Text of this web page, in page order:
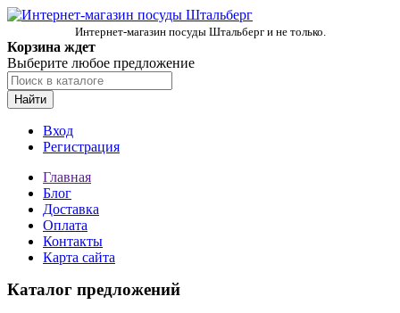
Интернет-магазин посуды Штальберг и не только.
Корзина ждет
Выберите любое предложение
Найти
Вход
Регистрация
Главная
Блог
Доставка
Оплата
Контакты
Карта сайта
Каталог предложений